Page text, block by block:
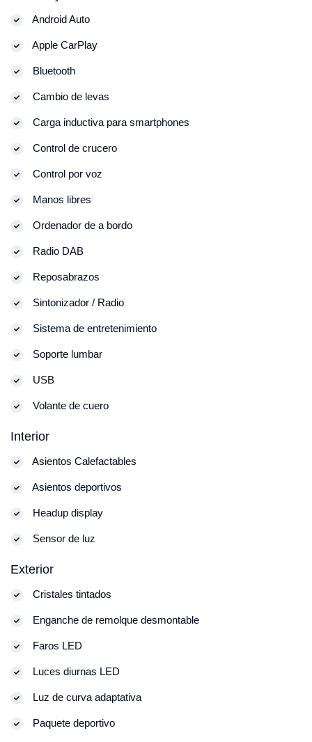
Android Auto
Apple CarPlay
Bluetooth
Cambio de levas
Carga inductiva para smartphones
Control de crucero
Control por voz
Manos libres
Ordenador de a bordo
Radio DAB
Reposabrazos
Sintonizador / Radio
Sistema de entretenimiento
Soporte lumbar
USB
Volante de cuero
Interior
Asientos Calefactables
Asientos deportivos
Headup display
Sensor de luz
Exterior
Cristales tintados
Enganche de remolque desmontable
Faros LED
Luces diurnas LED
Luz de curva adaptativa
Paquete deportivo